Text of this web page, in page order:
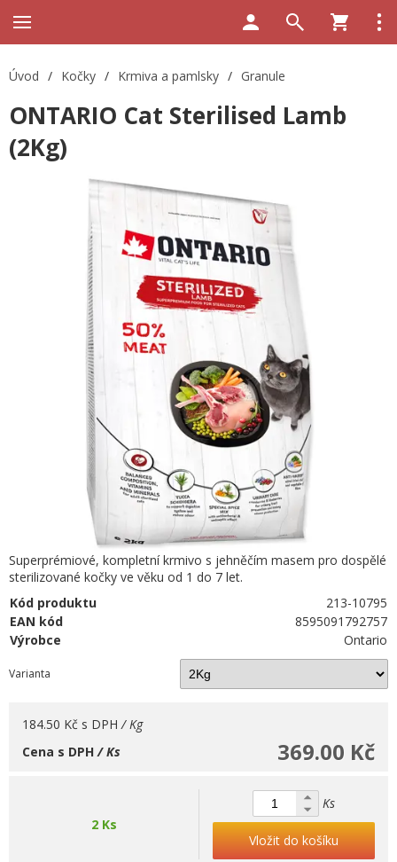
Úvod / Kočky / Krmiva a pamlsky / Granule
ONTARIO Cat Sterilised Lamb
(2Kg)
Superprémiové, kompletní krmivo s jehněčím masem pro dospělé
sterilizované kočky ve věku od 1 do 7 let.
Kód produktu
213-10795
EAN kód
8595091792757
Výrobce
Ontario
Varianta
184.50 Kč s DPH / Kg
369.00 Kč
Cena s DPH/ Ks
2 Ks
Ks
Vložit do košíku